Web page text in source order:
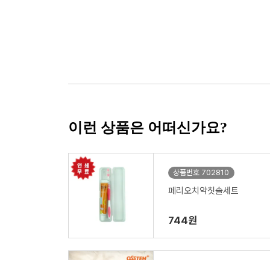
이런 상품은 어떠신가요?
상품번호 702810
페리오치약칫솔세트
744원